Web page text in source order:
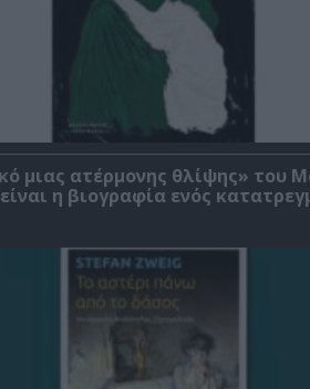
μιας ατέρμονης θλίψης» του
η βιογραφία ενός